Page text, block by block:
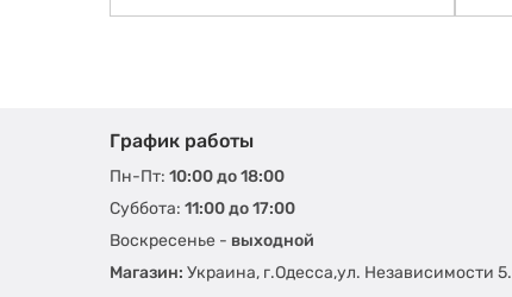
График работы
Пн-Пт: 10:00 до 18:00
Суббота: 11:00 до 17:00
Воскресенье - выходной
Магазин: Украина, г.Одесса,ул. Независимости 5.